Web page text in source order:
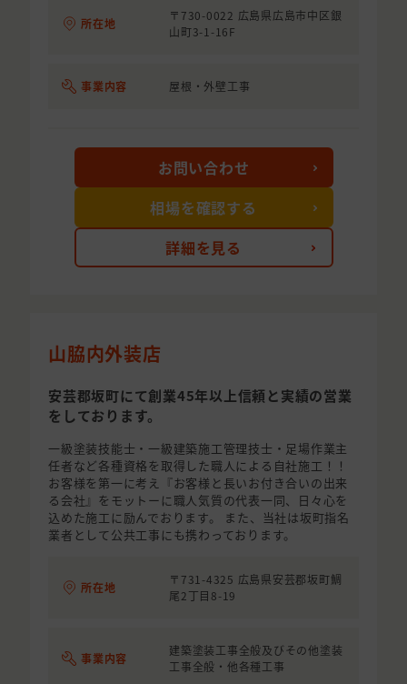
所在地
〒730-0022 広島県広島市中区銀
山町3-1-16F
事業内容 屋根・外壁工事
詳細を見る
お問い合わせ
相場を確認する
山脇内外装店
安芸郡坂町にて創業45年以上信頼と実績の営業
をしております。
一級塗装技能士・一級建築施工管理技士・足場作業主
任者など各種資格を取得した職人による自社施工！！
お客様を第一に考え『お客様と長いお付き合いの出来
る会社』をモットーに職人気質の代表一同、日々心を
込めた施工に励んでおります。 また、当社は坂町指名
業者として公共工事にも携わっております。
所在地
〒731-4325 広島県安芸郡坂町鯛
尾2丁目8-19
事業内容
建築塗装工事全般及びその他塗装
工事全般・他各種工事